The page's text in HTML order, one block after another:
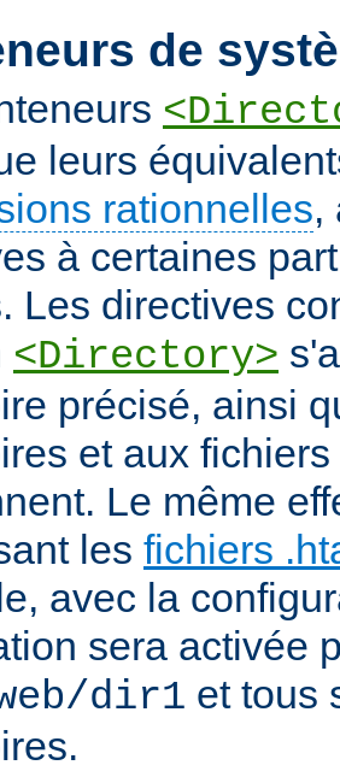
de
leurs
rationnelles,
à certaines
Les directives
<Directory>
précisé, ainsi
et aux
Le même
les fichiers
avec la
sera activée
dir1 et tous